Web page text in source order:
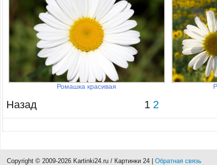
Ромашка красивая
Назад 1 2
Copyright © 2009-2026 Kartinki24.ru / Картинки 24 | Обратная связь